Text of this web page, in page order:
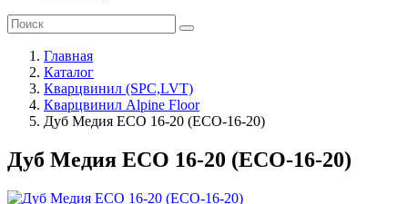
Главная
Каталог
Кварцвинил (SPC,LVT)
Кварцвинил Alpine Floor
Дуб Медия ECO 16-20 (ECO-16-20)
Дуб Медия ECO 16-20 (ECO-16-20)